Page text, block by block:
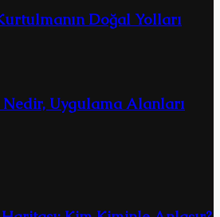
Doğal Yolları
Uygulama Alanları